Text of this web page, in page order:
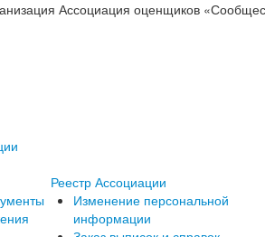
Ассоциация оценщиков
Реестр Ассоциации
Изменение персональной
информации